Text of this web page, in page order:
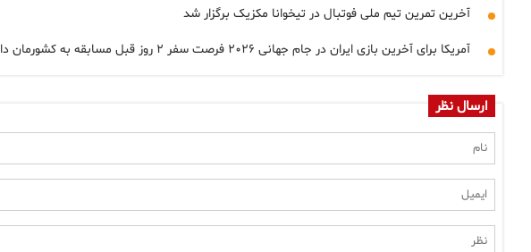
آخرین تمرین تیم ملی فوتبال در تیخوانا مکزیک برگزار شد
آمریکا برای آخرین بازی ایران در جام جهانی ۲۰۲۶ فرصت سفر ۲ روز قبل مسابقه به کشورمان داد
ارسال نظر